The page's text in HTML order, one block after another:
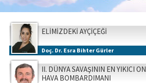
ELİMİZDEKİ AYÇİÇEĞİ
Doç. Dr. Esra Bihter Gürler
II. DÜNYA SAVAŞININ EN YIKICI ON
HAVA BOMBARDIMANI